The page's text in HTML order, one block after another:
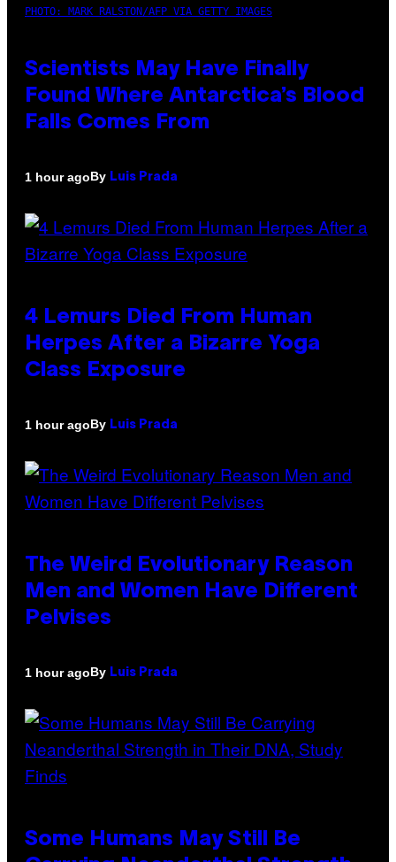
PHOTO: MARK RALSTON/AFP VIA GETTY IMAGES
Scientists May Have Finally
Found Where Antarctica’s Blood
Falls Comes From
1 hour agoBy Luis Prada
4 Lemurs Died From Human
Herpes After a Bizarre Yoga
Class Exposure
1 hour agoBy Luis Prada
The Weird Evolutionary Reason
Men and Women Have Different
Pelvises
1 hour agoBy Luis Prada
Some Humans May Still Be